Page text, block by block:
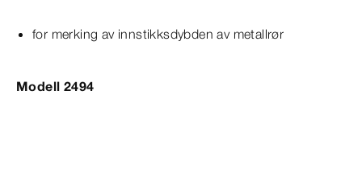
for merking av innstikksdybden av metallrør
Modell 2494